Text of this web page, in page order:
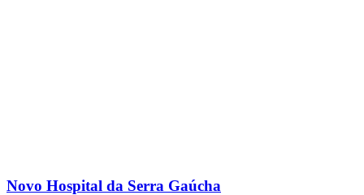
Novo Hospital da Serra Gaúcha